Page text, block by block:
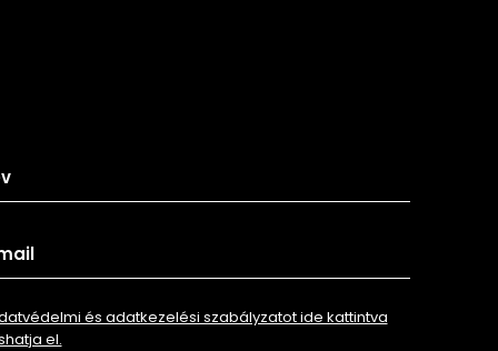
és adatkezelési szabályzatot ide kattintva
el.